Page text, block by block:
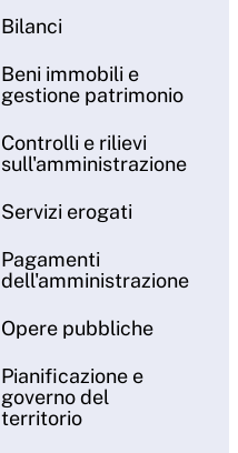
Bilanci
Beni immobili e
gestione patrimonio
Controlli e rilievi
sull'amministrazione
Servizi erogati
Pagamenti
dell'amministrazione
Opere pubbliche
Pianificazione e
governo del
territorio